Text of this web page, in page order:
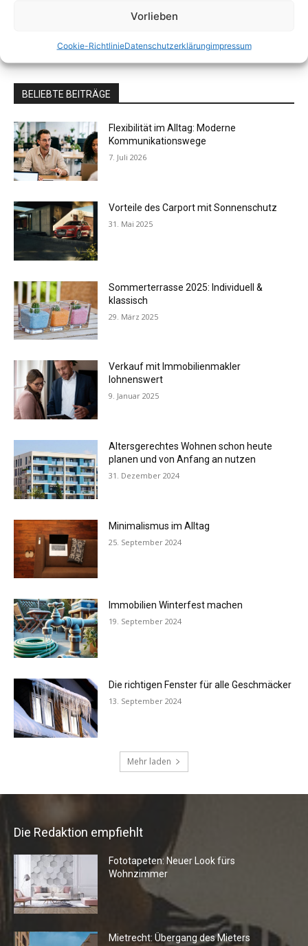
Die Redaktion empfiehlt
Fototapeten: Neuer Look fürs
Wohnzimmer
Mietrecht: Übergang des Mieters